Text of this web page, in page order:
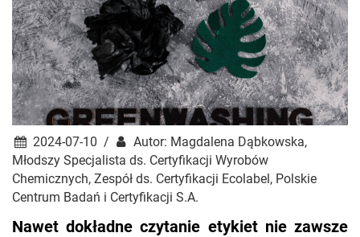
2024-07-10 /
Autor: Magdalena Dąbkowska,
Młodszy Specjalista ds. Certyfikacji Wyrobów
Chemicznych, Zespół ds. Certyfikacji Ecolabel, Polskie
Centrum Badań i Certyfikacji S.A.
Nawet dokładne czytanie etykiet nie zawsze